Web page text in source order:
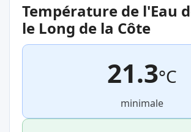
Température de l'Eau
le Long de la Côte
21.3°C
minimale